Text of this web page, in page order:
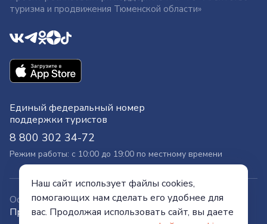
туризма и продвижения Тюменской области»
Единый федеральный номер
поддержки туристов
8 800 302 34-72
Режим работы: с 10:00 до 19:00 по местному времени
Официальный сайт
Правительства Тюменской области
Наш сайт использует файлы cookies,
помогающих нам сделать его удобнее для
вас. Продолжая использовать сайт, вы даете